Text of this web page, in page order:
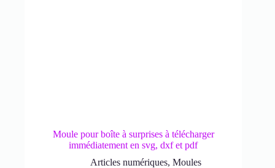
Moule pour boîte à surprises à télécharger
immédiatement en svg, dxf et pdf
Articles numériques, Moules